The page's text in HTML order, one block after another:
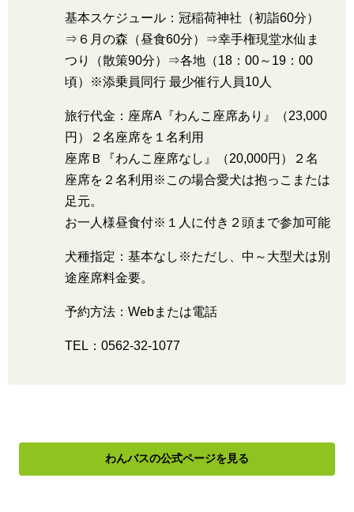
基本スケジュール：冠稲荷神社（初詣60分）
⇒６月の森（昼食60分）⇒幸手権現堂水仙ま
つり（散策90分）⇒各地（18：00～19：00
頃）※添乗員同行 最少催行人員10人
旅行代金：座席A『わんこ座席あり』（23,000
円）２名座席を１名利用
座席Ｂ『わんこ座席なし』（20,000円）２名
座席を２名利用※この場合愛犬は抱っこまたは
足元。
お一人様昼食付※１人に付き２頭まで参加可能
犬種指定：基本なし※ただし、中～大型犬は別
途座席料金要。
予約方法：Webまたは電話
TEL：0562-32-1077
わんバスの公式ページを見る